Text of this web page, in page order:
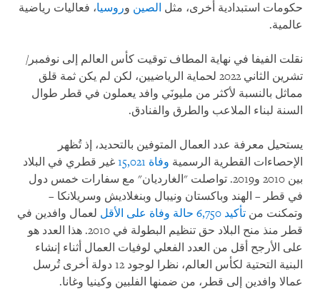
حكومات استبدادية أخرى، مثل الصين وروسيا، فعاليات رياضية
عالمية.
نقلت الفيفا في نهاية المطاف توقيت كأس العالم إلى نوفمبر/
تشرين الثاني 2022 لحماية الرياضيين، لكن لم يكن ثمة قلق
مماثل بالنسبة لأكثر من مليونَي وافد يعملون في قطر طوال
السنة لبناء الملاعب والطرق والفنادق.
يستحيل معرفة عدد العمال المتوفين بالتحديد، إذ تُظهر
الإحصاءات القطرية الرسمية وفاة 15,021
غير قطري في البلاد
بين 2010 و2019. تواصلت "الغارديان" مع سفارات خمس دول
في قطر – الهند وباكستان ونيبال وبنغلاديش وسريلانكا –
وتمكنت من تأكيد 6,750 حالة وفاة على الأقل
لعمال وافدين في
قطر منذ منح البلاد حق تنظيم البطولة في 2010. هذا العدد هو
على الأرجح أقل من العدد الفعلي لوفيات العمال أثناء إنشاء
البنية التحتية لكأس العالم، نظرا لوجود 12 دولة أخرى تُرسل
عمالا وافدين إلى قطر، من ضمنها الفلبين وكينيا وغانا.